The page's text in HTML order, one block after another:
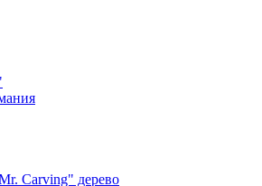
Carving" дерево